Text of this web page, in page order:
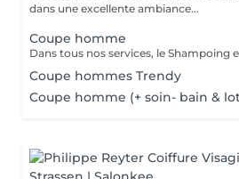
dans une excellente ambiance...
Coupe homme
Coupe hommes Trendy
Coupe homme (+ soin- bain &